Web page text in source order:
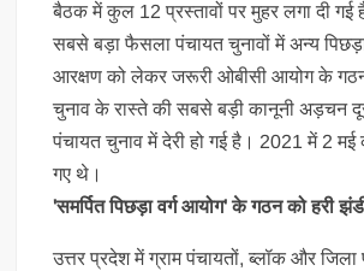
बैठक में कुल 12 प्रस्तावों पर मुहर लगा दी
सबसे बड़ा फैसला पंचायत चुनावों में अन्य
आरक्षण को लेकर जरूरी ओबीसी आयोग के
चुनाव के रास्ते की सबसे बड़ी कानूनी अड़चन
पंचायत चुनाव में देरी हो गई है। 2021 में 2
गए थे।
'समर्पित पिछड़ा वर्ग आयोग' के गठन को हरी
उत्तर प्रदेश में ग्राम पंचायतों, ब्लॉक और